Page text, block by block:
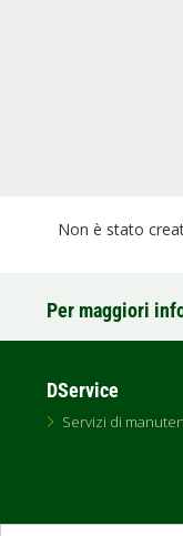
Non è stato
Per maggiori
DService
Servizi di